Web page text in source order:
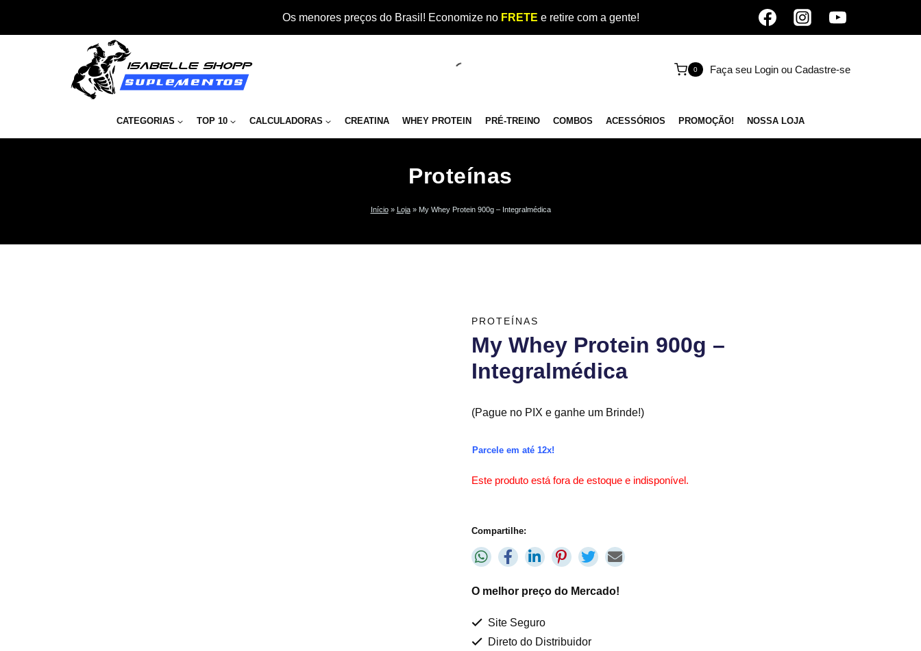
Os menores preços do Brasil! Economize no FRETE e retire com a gente!
0 Faça seu Login ou Cadastre-se
CATEGORIAS TOP 10 CALCULADORAS CREATINA WHEY PROTEIN PRÉ-TREINO COMBOS ACESSÓRIOS PROMOÇÃO! NOSSA LOJA
Proteínas
Início» Loja» My Whey Protein 900g – Integralmédica
PROTEÍNAS
My Whey Protein 900g –
Integralmédica
(Pague no PIX e ganhe um Brinde!)
Parcele em até 12x!
Este produto está fora de estoque e indisponível.
Compartilhe:
O melhor preço do Mercado!
Site Seguro
Direto do Distribuidor